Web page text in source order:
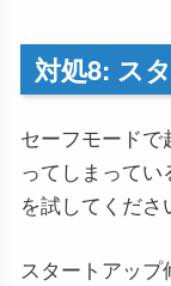
対処8: ス
セーフモード
ってしまって
を試してくださ
スタートアップ